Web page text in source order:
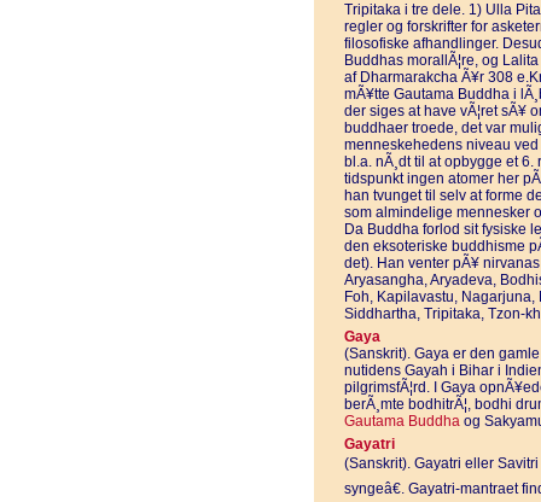
Tripitaka i tre dele. 1) Ulla
regler og forskrifter for
filosofiske afhandlinger.
Buddhas morallÃ¦re, og
af Dharmarakcha Ã¥r 308
mÃ¥tte Gautama Buddha i
der siges at have vÃ¦ret sÃ¥
buddhaer troede, det var
menneskehedens niveau
bl.a. nÃ¸dt til at opbygge et
tidspunkt ingen atomer her
han tvunget til selv at forme
som almindelige mennesker
Da Buddha forlod sit fysiske
den eksoteriske buddhisme
det). Han venter pÃ¥
Aryasangha, Aryadeva,
Foh, Kapilavastu,
Siddhartha, Tripitaka, Tzon-
Gaya
(Sanskrit). Gaya er den
nutidens Gayah i Bihar i
pilgrimsfÃ¦rd. I Gaya
berÃ¸mte bodhitrÃ¦, bodhi
Gautama Buddha og
Gayatri
(Sanskrit). Gayatri eller Savitri
syngeâ€. Gayatri-mantraet